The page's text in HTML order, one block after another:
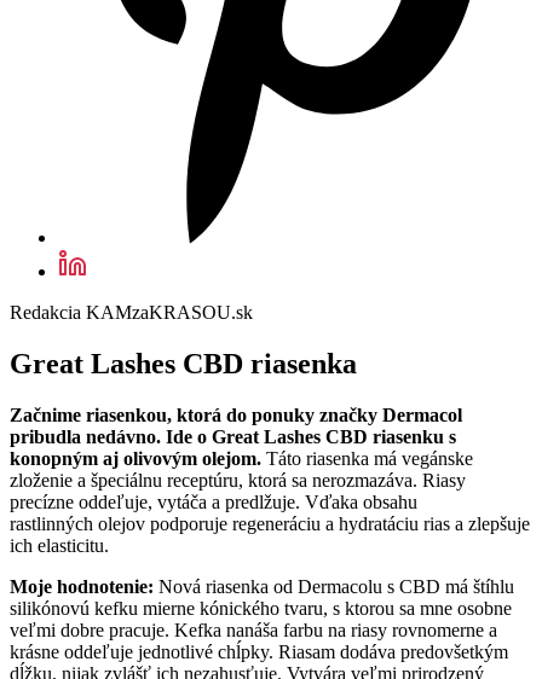
Redakcia KAMzaKRASOU.sk
Great Lashes CBD riasenka
Začnime riasenkou, ktorá do ponuky značky Dermacol
pribudla nedávno. Ide o Great Lashes CBD riasenku s
konopným aj olivovým olejom. Táto riasenka má vegánske
zloženie a špeciálnu receptúru, ktorá sa nerozmazáva. Riasy
precízne oddeľuje, vytáča a predlžuje. Vďaka obsahu
rastlinných olejov podporuje regeneráciu a hydratáciu rias a zlepšuje
ich elasticitu.
Moje hodnotenie: Nová riasenka od Dermacolu s CBD má štíhlu
silikónovú kefku mierne kónického tvaru, s ktorou sa mne osobne
veľmi dobre pracuje. Kefka nanáša farbu na riasy rovnomerne a
krásne oddeľuje jednotlivé chĺpky. Riasam dodáva predovšetkým
dĺžku, nijak zvlášť ich nezahusťuje. Vytvára veľmi prirodzený